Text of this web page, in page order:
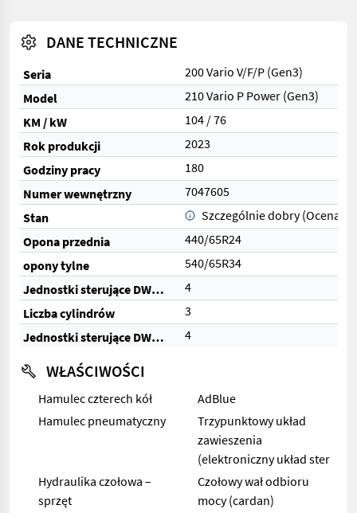
DANE TECHNICZNE
Seria
200 Vario V/F/P (Gen3)
Model
210 Vario P Power (Gen3)
KM / kW
104 / 76
Rok produkcji
2023
Godziny pracy
180
Numer wewnętrzny
7047605
Stan
Szczególnie dobry (Ocena 1)
Opona przednia
440/65R24
opony tylne
540/65R34
Jednostki sterujące DW (razem)
4
Liczba cylindrów
3
Jednostki sterujące DW (elektryczne)
4
WŁAŚCIWOŚCI
Hamulec czterech kół
AdBlue
Hamulec pneumatyczny
Trzypunktowy układ
zawieszenia
(elektroniczny układ ster
Hydraulika czołowa –
sprzęt
Czołowy wał odbioru
mocy (cardan)